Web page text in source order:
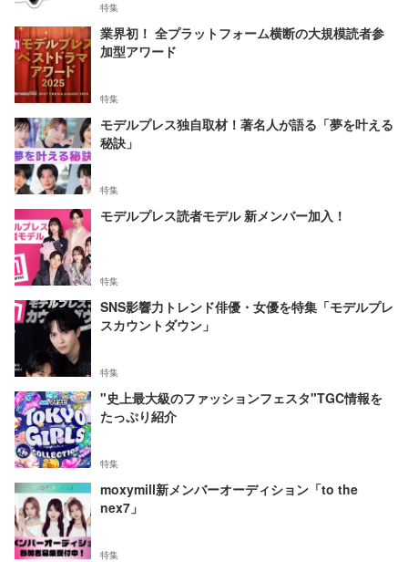
特集
業界初！ 全プラットフォーム横断の大規模読者参
加型アワード
特集
モデルプレス独自取材！著名人が語る「夢を叶える
秘訣」
特集
モデルプレス読者モデル 新メンバー加入！
特集
SNS影響力トレンド俳優・女優を特集「モデルプレ
スカウントダウン」
特集
"史上最大級のファッションフェスタ"TGC情報を
たっぷり紹介
特集
moxymill新メンバーオーディション「to the
nex7」
特集